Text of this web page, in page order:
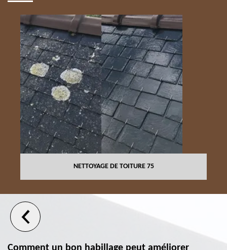
NETTOYAGE DE TOITURE 75
Comment un bon habillage peut améliorer